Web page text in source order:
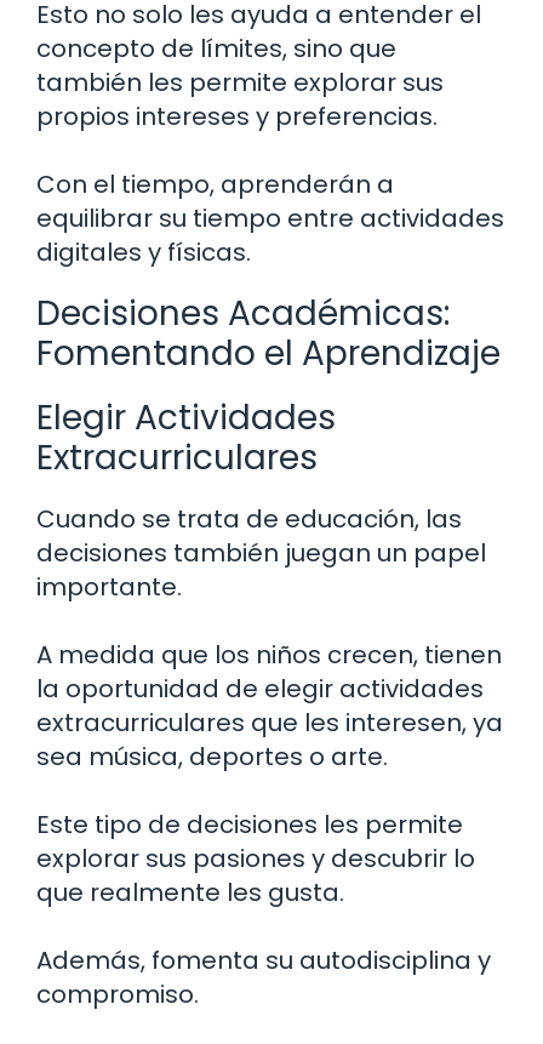
Esto no solo les ayuda a entender el
concepto de límites, sino que
también les permite explorar sus
propios intereses y preferencias.
Con el tiempo, aprenderán a
equilibrar su tiempo entre actividades
digitales y físicas.
Decisiones Académicas:
Fomentando el Aprendizaje
Elegir Actividades
Extracurriculares
Cuando se trata de educación, las
decisiones también juegan un papel
importante.
A medida que los niños crecen, tienen
la oportunidad de elegir actividades
extracurriculares que les interesen, ya
sea música, deportes o arte.
Este tipo de decisiones les permite
explorar sus pasiones y descubrir lo
que realmente les gusta.
Además, fomenta su autodisciplina y
compromiso.